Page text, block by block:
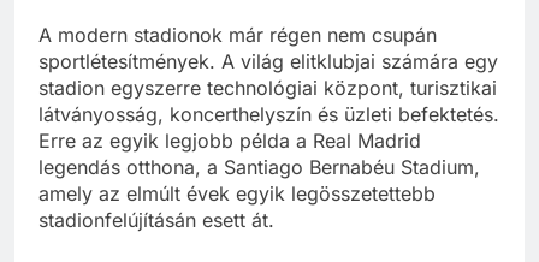
A modern stadionok már régen nem csupán
sportlétesítmények. A világ elitklubjai számára egy
stadion egyszerre technológiai központ, turisztikai
látványosság, koncerthelyszín és üzleti befektetés.
Erre az egyik legjobb példa a Real Madrid
legendás otthona, a Santiago Bernabéu Stadium,
amely az elmúlt évek egyik legösszetettebb
stadionfelújításán esett át.